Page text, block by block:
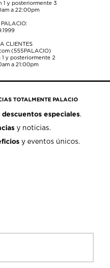
1 y posteriormente 3
a 22:00pm
CLIENTES
(555PALACIO)
y posteriormente 2
a 21:00pm
TOTALMENTE PALACIO
descuentos especiales.
y noticias.
y eventos únicos.